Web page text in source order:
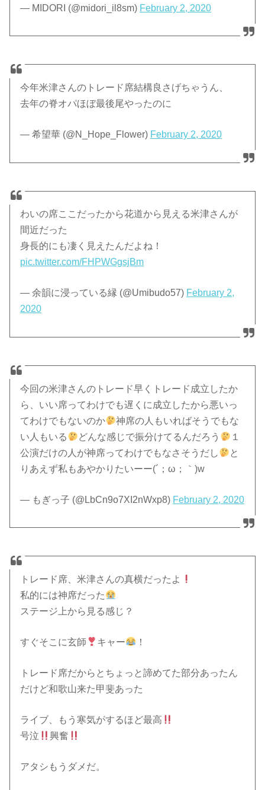
— MIDORI (@midori_il8sm) February 2, 2020
今年米津さんのトレード席結構良さげちゃうん、
去年の脊オパほぼ最後尾やったのに
— 希望華 (@N_Hope_Flower) February 2, 2020
わいの席ここだったから花道から見える米津さんが
間近だった
身長的にも凄く見えたんだよね！
pic.twitter.com/FHPWGgsjBm
— 余韻に浸っている縁 (@Umibudo57) February 2,
2020
今回の米津さんのトレード早くトレード成立したか
ら、いい席ってわけでも遅くに成立したから悪いっ
てわけでもないのか
神席の人もいればそうでもな
い人もいる
どんな感じで振分けてるんだろう
１
公演だけの人が神席ってわけでもなさそうだし
と
りあえず私もあやかりたいーー(´；ω；｀)w
— もぎっ子 (@LbCn9o7XI2nWxp8) February 2, 2020
トレード席、米津さんの真横だったよ
私的には神席だった
ステージ上から見る感じ？
すぐそこに玄師 キャー ！
トレード席だからとちょっと諦めてた部分あったん
だけど和歌山来た甲斐あった
ライブ、もう寒気がするほど最高
号泣
興奮
アタシもうダメだ。